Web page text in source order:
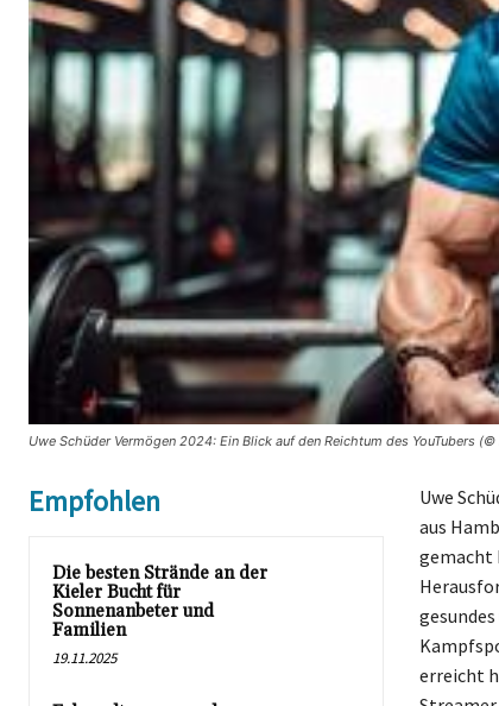
Uwe Schüder Vermögen 2024: Ein Blick auf den Reichtum des YouTubers
Empfohlen
Die besten Strände an der
Kieler Bucht für
Sonnenanbeter und
Familien
19.11.2025
Uwe
aus
gemacht
erreicht